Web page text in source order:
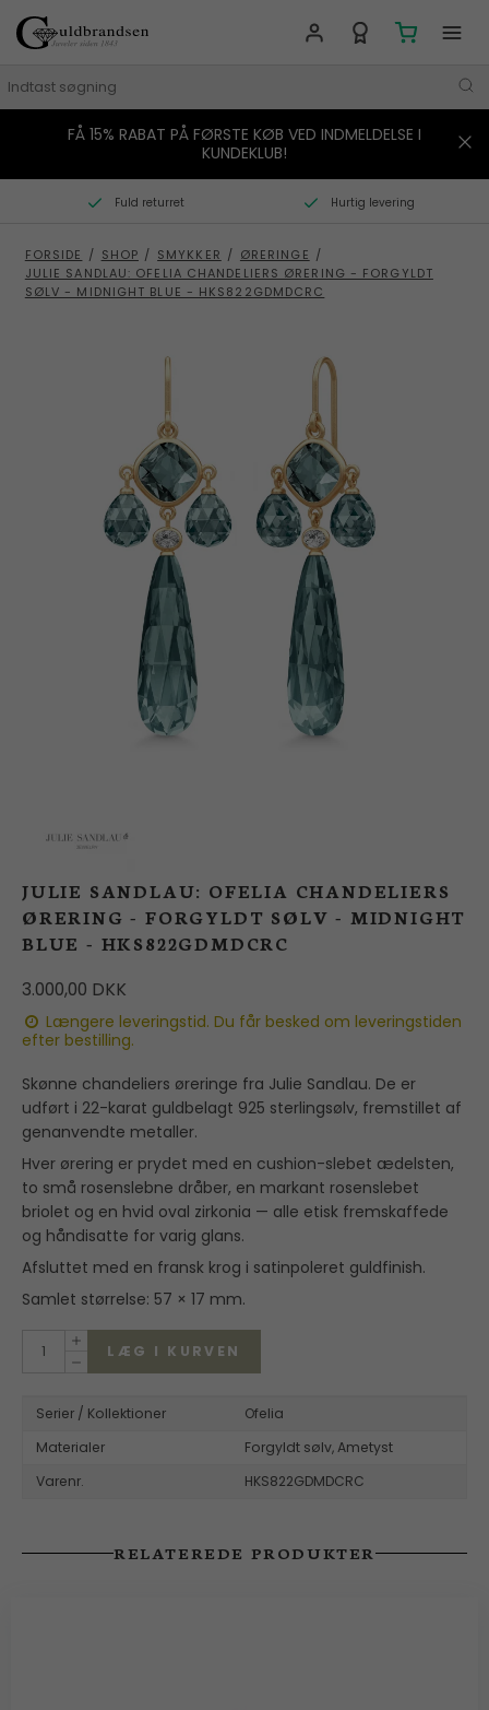
MÆRKER
SMYKKER
BOLIG
KONTAKT OS
FÅ 15% RABAT PÅ FØRSTE KØB VED INDMELDELSE I
KUNDEKLUB!
Fuld returret Hurtig levering
FORSIDE / SHOP / SMYKKER / ØRERINGE /
JULIE SANDLAU: OFELIA CHANDELIERS ØRERING - FORGYLDT
SØLV - MIDNIGHT BLUE - HKS822GDMDCRC
JULIE SANDLAU: OFELIA CHANDELIERS
ØRERING - FORGYLDT SØLV - MIDNIGHT
BLUE - HKS822GDMDCRC
3.000,00 DKK
Længere leveringstid. Du får besked om leveringstiden
efter bestilling.
Skønne chandeliers øreringe fra Julie Sandlau. De er
udført i 22-karat guldbelagt 925 sterlingsølv, fremstillet af
genanvendte metaller.
Hver ørering er prydet med en cushion-slebet ædelsten,
to små rosenslebne dråber, en markant rosenslebet
briolet og en hvid oval zirkonia — alle etisk fremskaffede
og håndisatte for varig glans.
Afsluttet med en fransk krog i satinpoleret guldfinish.
Samlet størrelse: 57 × 17 mm.
LÆG I KURVEN
Serier / Kollektioner
Ofelia
Materialer
Forgyldt sølv,Ametyst
Varenr.
HKS822GDMDCRC
RELATEREDE PRODUKTER